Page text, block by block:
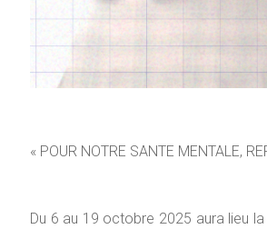
« POUR NOTRE SANTE MENTALE,
Du 6 au 19 octobre 2025 aura lieu la